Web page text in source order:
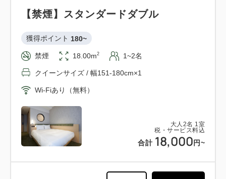
大人 2名 1室
税・サービス料込
合計 18,000 円~
【禁煙】スタンダードダブル
獲得ポイント 180~
禁煙 18.00m2 1~2名
クイーンサイズ / 幅151-180cm×1
Wi-Fiあり（無料）